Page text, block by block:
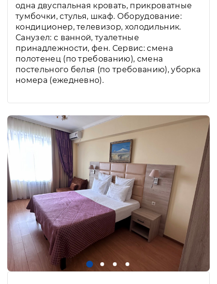
одна двуспальная кровать, прикроватные
тумбочки, стулья, шкаф. Оборудование:
кондиционер, телевизор, холодильник.
Санузел: с ванной, туалетные
принадлежности, фен. Сервис: смена
полотенец (по требованию), смена
постельного белья (по требованию), уборка
номера (ежедневно).